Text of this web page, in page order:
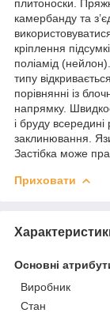
плитоноски.
камербанду та
кріплення
поліамід
типу
порівнянні із
напрямку.
і бруду
заклинювання.
Застібка може
Приховати
Основні
Виробник
Стан